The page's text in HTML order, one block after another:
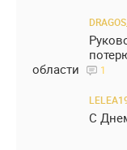
области
1
С